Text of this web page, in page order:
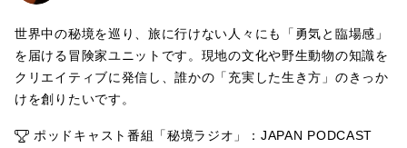
世界中の秘境を巡り、旅に行けない人々にも「勇気と臨場感」
を届ける冒険家ユニットです。現地の文化や野生動物の知識を
クリエイティブに発信し、誰かの「充実した生き方」のきっか
けを創りたいです。
ポッドキャスト番組「秘境ラジオ」：JAPAN PODCAST